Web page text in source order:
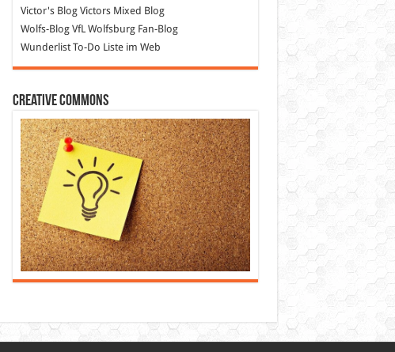
Victor's BlogVictors Mixed Blog
Wolfs-BlogVfL Wolfsburg Fan-Blog
WunderlistTo-Do Liste im Web
Creative Commons